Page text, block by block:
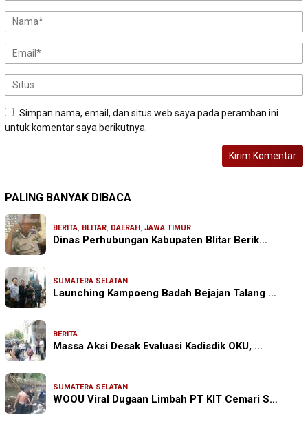
Simpan nama, email, dan situs web saya pada peramban ini
untuk komentar saya berikutnya.
PALING BANYAK DIBACA
BERITA, BLITAR, DAERAH , JAWA TIMUR
Dinas Perhubungan Kabupaten Blitar Berik…
SUMATERA SELATAN
Launching Kampoeng Badah Bejajan Talang …
BERITA
Massa Aksi Desak Evaluasi Kadisdik OKU, …
SUMATERA SELATAN
WOOU Viral Dugaan Limbah PT KIT Cemari S…